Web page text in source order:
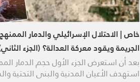
خاص | الاحتلال الإسرائيلي والدمار
الجريمة ويقود معركة العدالة؟ (الجزء
بعد أن استعرض الجزء الأول حجم الدمار
استهدف الأعيان المدنية والبنى التحتية